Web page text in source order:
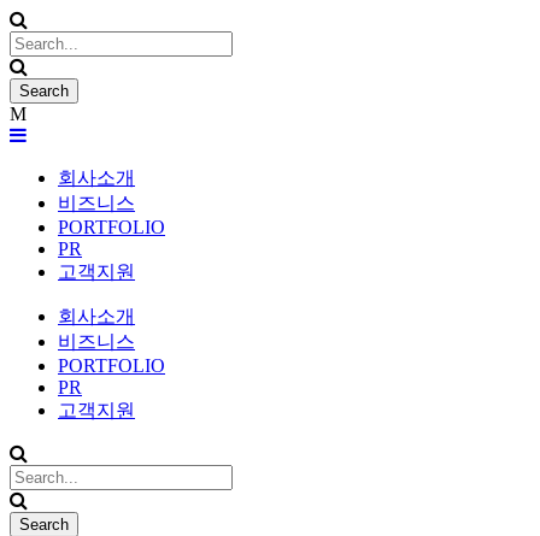
회사소개
비즈니스
PORTFOLIO
PR
고객지원
회사소개
비즈니스
PORTFOLIO
PR
고객지원